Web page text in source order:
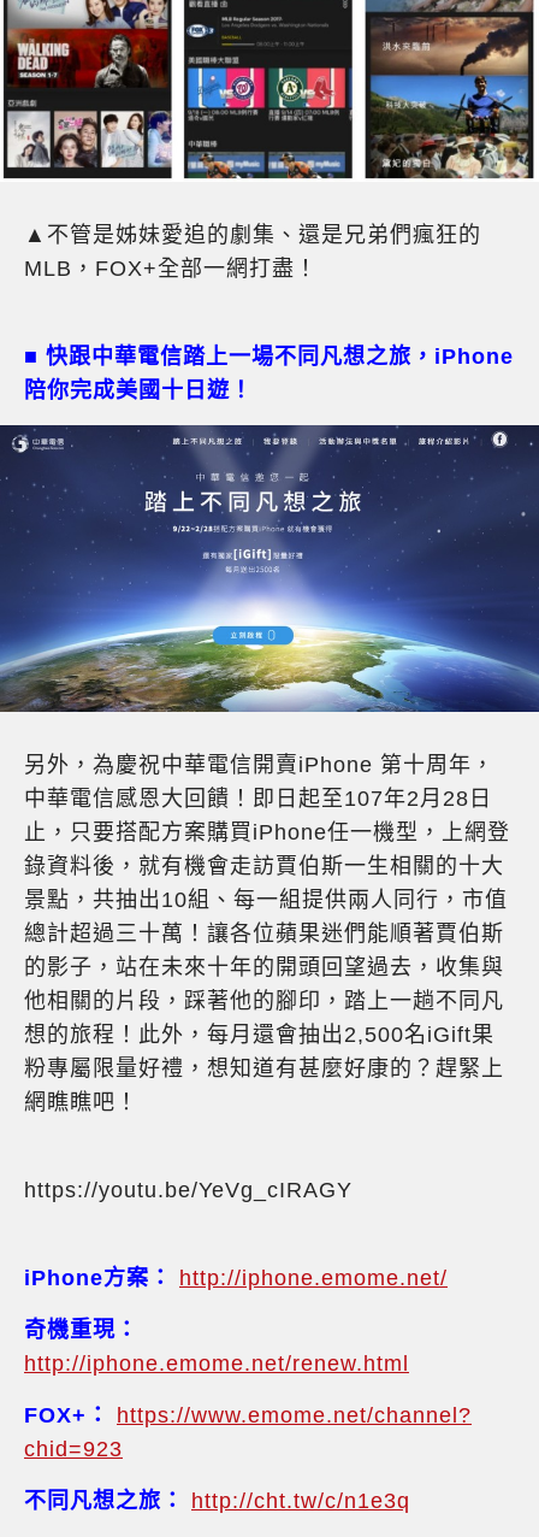
▲不管是姊妹愛追的劇集、還是兄弟們瘋狂的
MLB，FOX+全部一網打盡！
■ 快跟中華電信踏上一場不同凡想之旅，iPhone
陪你完成美國十日遊！
另外，為慶祝中華電信開賣iPhone 第十周年，
中華電信感恩大回饋！即日起至107年2月28日
止，只要搭配方案購買iPhone任一機型，上網登
錄資料後，就有機會走訪賈伯斯一生相關的十大
景點，共抽出10組、每一組提供兩人同行，市值
總計超過三十萬！讓各位蘋果迷們能順著賈伯斯
的影子，站在未來十年的開頭回望過去，收集與
他相關的片段，踩著他的腳印，踏上一趟不同凡
想的旅程！此外，每月還會抽出2,500名iGift果
粉專屬限量好禮，想知道有甚麼好康的？趕緊上
網瞧瞧吧！
https://youtu.be/YeVg_cIRAGY
iPhone方案： http://iphone.emome.net/
奇機重現：
http://iphone.emome.net/renew.html
FOX+ ：
https://www.emome.net/channel?
chid=923
不同凡想之旅： http://cht.tw/c/n1e3q